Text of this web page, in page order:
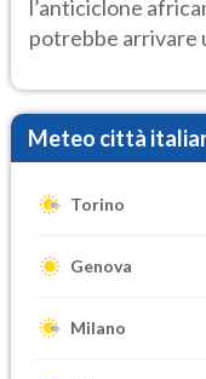
l’anticiclone
potrebbe arrivare
Meteo città
Torino
Genova
Milano